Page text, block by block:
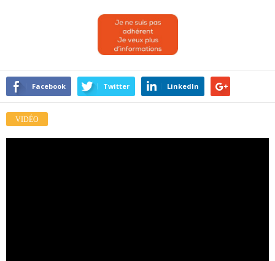
Facebook Twitter LinkedIn
VIDÉO